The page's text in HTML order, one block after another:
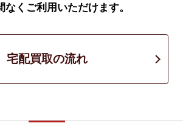
なくご利用いただけます。
宅配買取の流れ